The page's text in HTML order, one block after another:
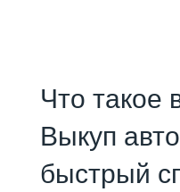
Что такое
Выкуп
быстрый